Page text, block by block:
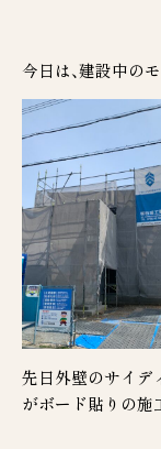
今日は、建設中の
先日外壁のサイデ
がボード貼りの施